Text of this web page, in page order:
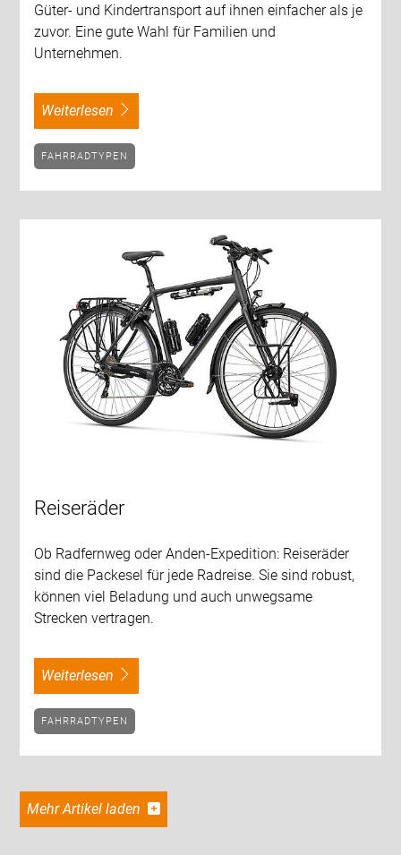
Güter- und Kindertransport auf ihnen einfacher als je
zuvor. Eine gute Wahl für Familien und
Unternehmen.
weiterlesen
FAHRRADTYPEN
Reiseräder
Ob Radfernweg oder Anden-Expedition: Reiseräder
sind die Packesel für jede Radreise. Sie sind robust,
können viel Beladung und auch unwegsame
Strecken vertragen.
weiterlesen
FAHRRADTYPEN
Mehr Artikel laden